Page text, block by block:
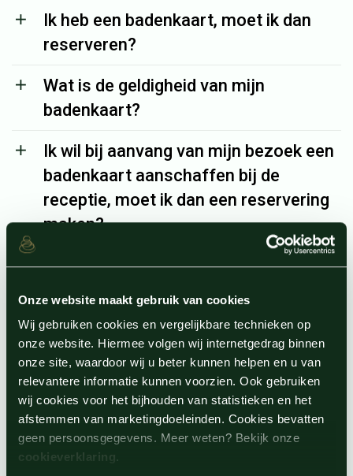
Onze website maakt gebruik van cookies
Wij gebruiken cookies en vergelijkbare technieken op
onze website. Hiermee volgen wij internetgedrag binnen
onze site, waardoor wij u beter kunnen helpen en u van
relevantere informatie kunnen voorzien. Ook gebruiken
wij cookies voor het bijhouden van statistieken en het
afstemmen van marketingdoeleinden. Cookies bevatten
geen persoonsgegevens. Meer weten? Bekijk onze
cookieverklaring.
Ik heb een badenkaart, moet ik dan
reserveren?
Wat is de geldigheid van mijn
badenkaart?
Ik wil bij aanvang van mijn bezoek een
badenkaart aanschaffen bij de
receptie, moet ik dan een reservering
maken?
Kunnen er toeslagen berekend
Wat zijn reserveringskosten?
Wat zijn de annuleringsvoorwaarden?
Hoe verloopt de betaling?